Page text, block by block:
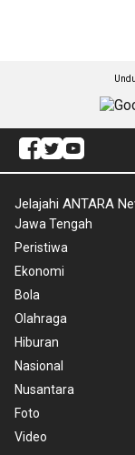
Jelajahi ANTARA
Jawa Tengah
Peristiwa
Ekonomi
Bola
Olahraga
Hiburan
Nasional
Nusantara
Foto
Video